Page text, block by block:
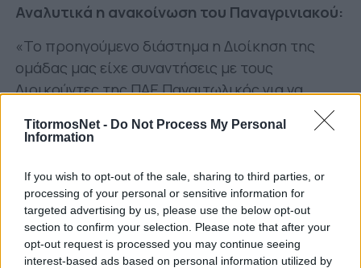
TitormosNet - Do Not Process My Personal
Information
If you wish to opt-out of the sale, sharing to third parties, or
processing of your personal or sensitive information for
targeted advertising by us, please use the below opt-out
section to confirm your selection. Please note that after your
opt-out request is processed you may continue seeing
interest-based ads based on personal information utilized by
Αναλυτικά η ανακοίνωση του Παναγρινιακού:
«Το προηγούμενο διάστημα η Διοίκηση της
ομάδας μας είχε συναντήσεις με τους
Διοικούντες της ΠΑΕ Παναιτωλικός για να
συνεργασίας.
Χολέβας βρέθηκε αρχικά με τον ομόλογό του
της ΠΑΕ Παναιτωλικός Μάκη Μπελεβώνη και
στη συνέχεια υπήρξαν επαφές των διοικούντων
και των δύο πλευρών.